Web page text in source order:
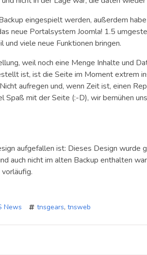
eingespielt werden, außerdem
neue Portalsystem Joomla! 1.5
und viele neue Funktionen bringen.
weil noch eine Menge Inhalte und
ist, ist die Seite im Moment extrem
aufregen und, wenn Zeit ist, einen
Spaß mit der Seite (:-D), wir bemühen
aufgefallen ist: Dieses Design wurde
auch nicht im alten Backup enthalten
News tnsgears, tnsweb